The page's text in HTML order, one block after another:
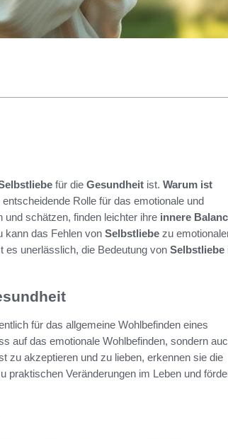
für die Gesundheit ist. Warum ist
entscheidende Rolle für das emotionale und
schätzen, finden leichter ihre innere
kann das Fehlen von Selbstliebe zu
es unerlässlich, die Bedeutung von Selbstliebe
für das allgemeine Wohlbefinden eines
auf das emotionale Wohlbefinden, sondern
zu akzeptieren und zu lieben, erkennen sie die
praktischen Veränderungen im Leben und